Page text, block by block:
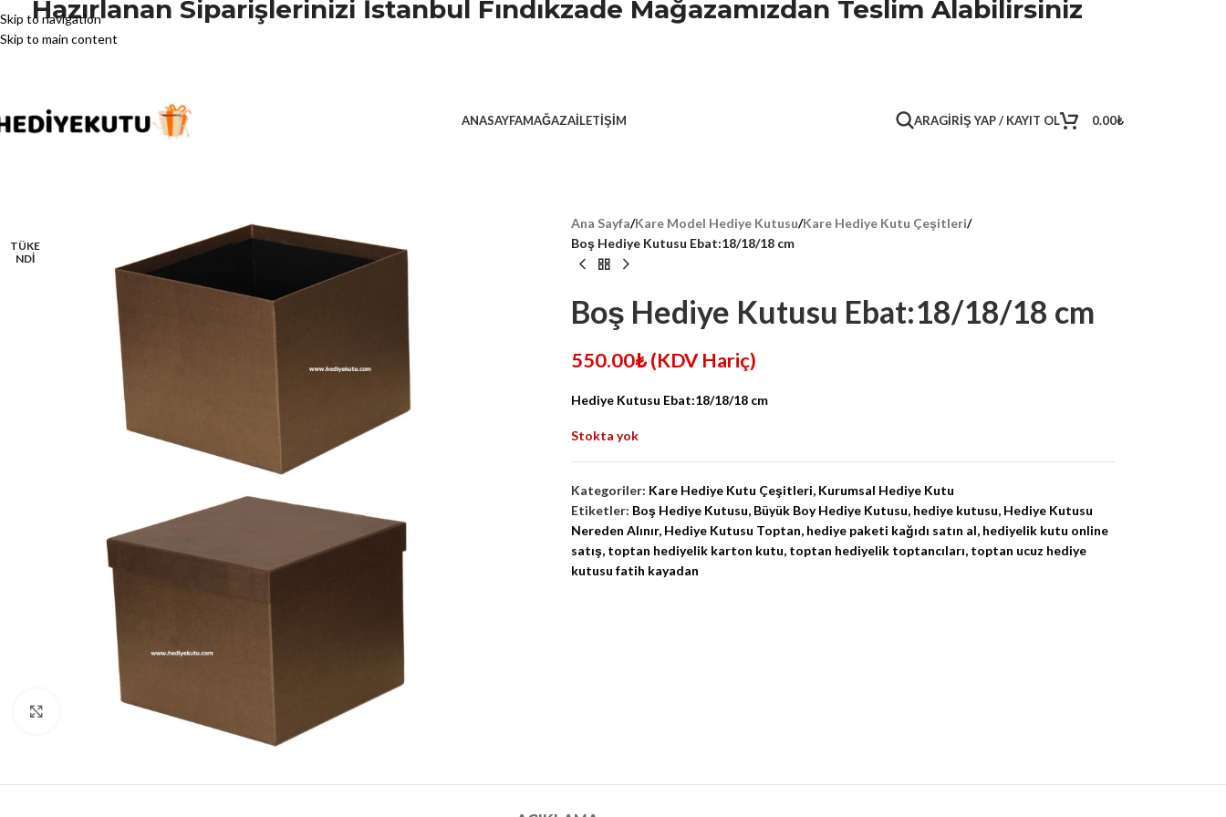
Skip to navigation
Skip to main content
Hazırlanan Siparişlerinizi İstanbul Fındıkzade Mağazamızdan Teslim Alabilirsiniz
ANASAYFAMAĞAZAİLETIŞIM ARAGIRIŞ YAP / KAYIT OL 0.00₺
TÜKE
NDİ
Click to enlarge
Ana Sayfa/Kare Model Hediye Kutusu/Kare Hediye Kutu Çeşitleri/
Boş Hediye Kutusu Ebat:18/18/18 cm
Boş Hediye Kutusu Ebat:18/18/18 cm
550.00₺(KDV Hariç)
Hediye Kutusu Ebat:18/18/18 cm
Stokta yok
Kategoriler: Kare Hediye Kutu Çeşitleri, Kurumsal Hediye Kutu
Etiketler: Boş Hediye Kutusu, Büyük Boy Hediye Kutusu, hediye kutusu, Hediye Kutusu
Nereden Alınır, Hediye Kutusu Toptan, hediye paketi kağıdı satın al, hediyelik kutu online
satış, toptan hediyelik karton kutu, toptan hediyelik toptancıları, toptan ucuz hediye
kutusu fatih kayadan